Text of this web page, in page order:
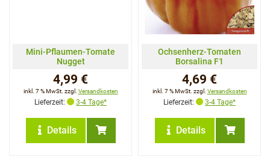
Mini-Pflaumen-Tomate
Nugget
4,99 €
inkl. 7 % MwSt. zzgl. Versandkosten
Lieferzeit: 3-4 Tage*
Details
Ochsenherz-Tomaten
Borsalina F1
4,69 €
inkl. 7 % MwSt. zzgl. Versandkosten
Lieferzeit: 3-4 Tage*
Details